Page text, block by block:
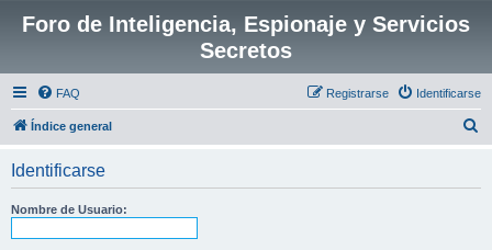
Foro de Inteligencia, Espionaje y Servicios
Secretos
FAQ Identificarse
Registrarse
Índice general
Identificarse
Nombre de Usuario: